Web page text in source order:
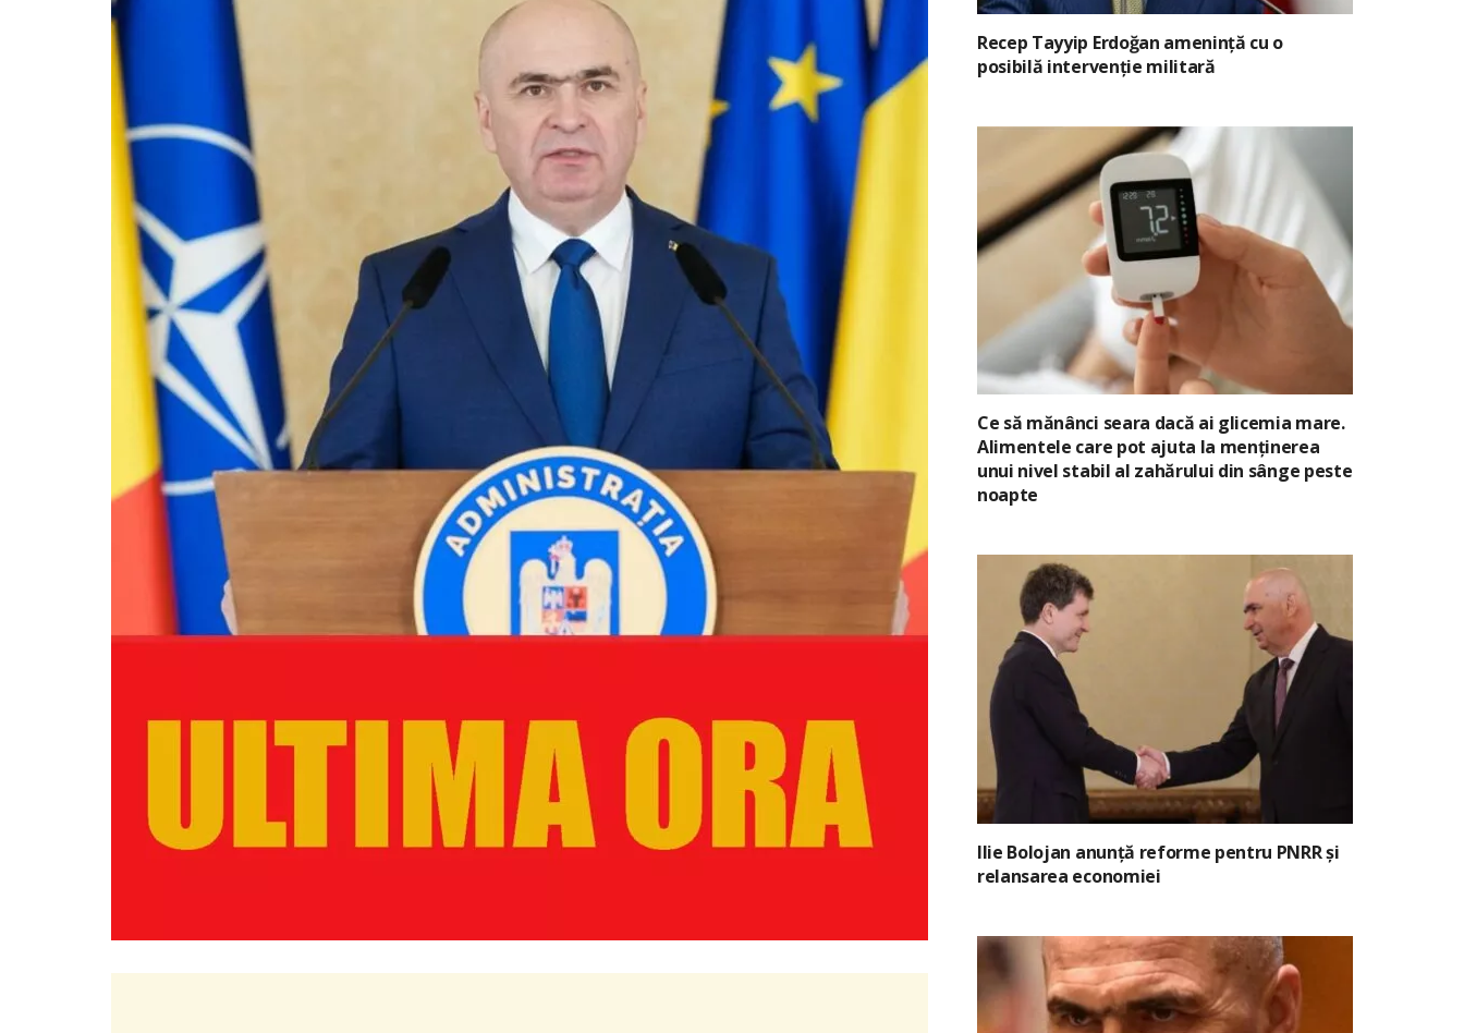
Recep Tayyip Erdoğan amenință cu o
posibilă intervenție militară
Ce să mănânci seara dacă ai glicemia mare.
Alimentele care pot ajuta la menținerea
unui nivel stabil al zahărului din sânge peste
noapte
Ilie Bolojan anunță reforme pentru PNRR și
relansarea economiei